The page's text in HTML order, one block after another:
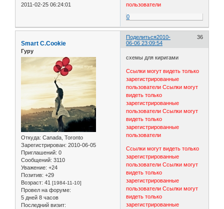
2011-02-25 06:24:01
пользователи
0
Поделиться 36
2010-
06-06 23:09:54
Smart C.Cookie
Гуру
Откуда: Canada, Toronto
Зарегистрирован: 2010-06-05
Приглашений: 0
Сообщений: 3110
Уважение: +24
Позитив: +29
Возраст: 41 [1984-11-10]
Провел на форуме:
5 дней 8 часов
Последний визит:
схемы для киригами
Ссылки могут видеть только
зарегистрированные
пользователи Ссылки могут
видеть только
зарегистрированные
пользователи Ссылки могут
видеть только
зарегистрированные
пользователи
Ссылки могут видеть только
зарегистрированные
пользователи Ссылки могут
видеть только
зарегистрированные
пользователи Ссылки могут
видеть только
зарегистрированные